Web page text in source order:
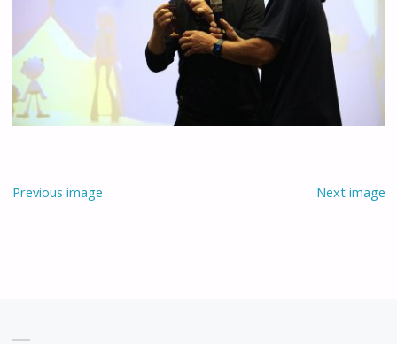
Previous image Next image